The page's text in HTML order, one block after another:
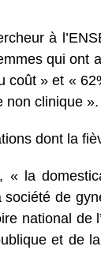
à
qui ont
» et «
non clinique ».
dont la
« la
de
national
et de